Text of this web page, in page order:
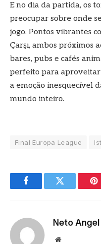
E no dia da partida, os
preocupar sobre onde
jogo. Pontos vibrantes
Çarşı, ambos próximos
bares, pubs e cafés
perfeito para
a emoção inesquecível
mundo inteiro.
Final Europa League
FacebookTwitter
Neto Angel
Website